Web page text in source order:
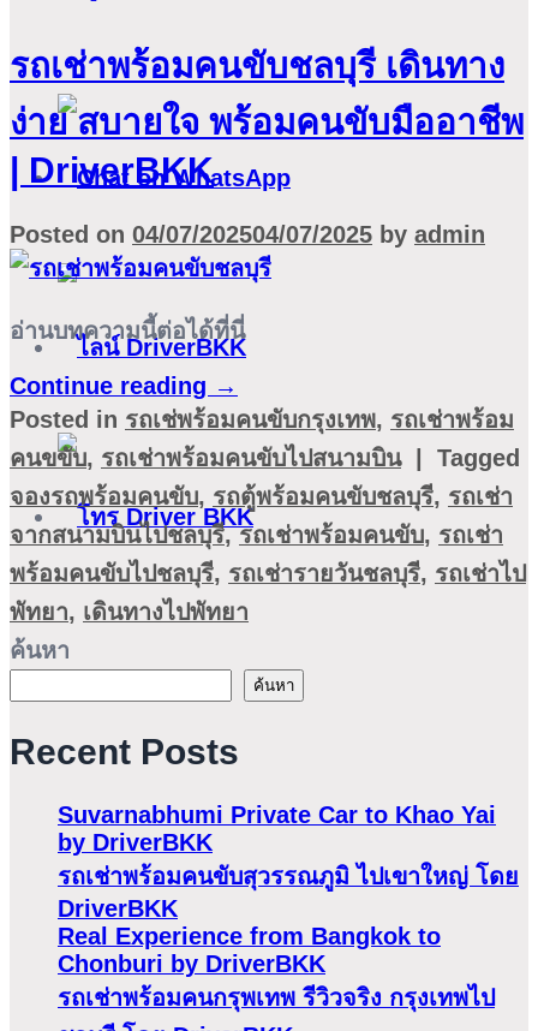
รถเช่าพร้อมคนขับชลบุรี เดินทาง
ง่าย สบายใจ พร้อมคนขับมืออาชีพ
| DriverBKK
Posted on 04/07/202504/07/2025 by admin
อ่านบทความนี้ต่อได้ที่นี่
Continue reading →
Posted in รถเช่พร้อมคนขับกรุงเทพ, รถเช่าพร้อม
คนขขับ, รถเช่าพร้อมคนขับไปสนามบิน
Tagged
จองรถพร้อมคนขับ, รถตู้พร้อมคนขับชลบุรี, รถเช่า
จากสนามบินไปชลบุรี,รถเช่าพร้อมคนขับ, รถเช่า
พร้อมคนขับไปชลบุรี, รถเช่ารายวันชลบุรี, รถเช่าไป
พัทยา, เดินทางไปพัทยา
ค้นหา
ค้นหา
Recent Posts
Suvarnabhumi Private Car to Khao Yai
by DriverBKK
รถเช่าพร้อมคนขับสุวรรณภูมิ ไปเขาใหญ่ โดย
DriverBKK
Real Experience from Bangkok to
Chonburi by DriverBKK
รถเช่าพร้อมคนกรุพเทพ รีวิวจริง กรุงเทพไป